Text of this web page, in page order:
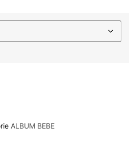
ALBUM BEBE